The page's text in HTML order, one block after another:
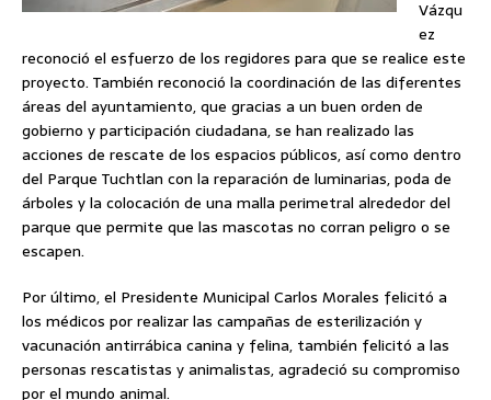
Vázqu
ez
reconoció el esfuerzo de los regidores para que se realice este
proyecto. También reconoció la coordinación de las diferentes
áreas del ayuntamiento, que gracias a un buen orden de
gobierno y participación ciudadana, se han realizado las
acciones de rescate de los espacios públicos, así como dentro
del Parque Tuchtlan con la reparación de luminarias, poda de
árboles y la colocación de una malla perimetral alrededor del
parque que permite que las mascotas no corran peligro o se
escapen.
Por último, el Presidente Municipal Carlos Morales felicitó a
los médicos por realizar las campañas de esterilización y
vacunación antirrábica canina y felina, también felicitó a las
personas rescatistas y animalistas, agradeció su compromiso
por el mundo animal.